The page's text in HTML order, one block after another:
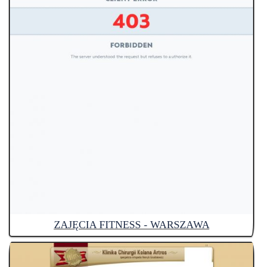
ZAJĘCIA FITNESS - WARSZAWA